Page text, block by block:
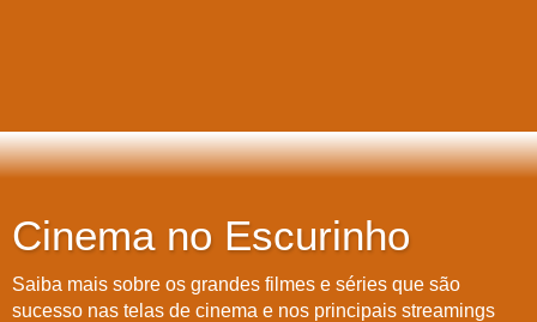
Cinema no Escurinho
Saiba mais sobre os grandes filmes e séries que são
sucesso nas telas de cinema e nos principais streamings